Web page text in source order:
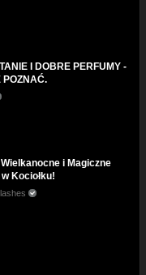
I DOBRE PERFUMY -
POZNAĆ.
i Magiczne
Kociołku!